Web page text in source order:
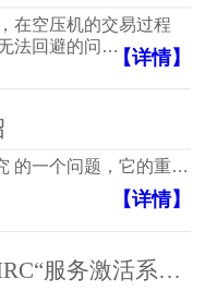
在空压机的交易过程
法回避的问…
【详情】
的一个问题，它的重…
【详情】
激活服务，安心使用——SIRC“服务激活系统”正式启用